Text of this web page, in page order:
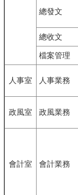
總發文
總收文
檔案管理
人事室 人事業務
政風室 政風業務
會計室 會計業務